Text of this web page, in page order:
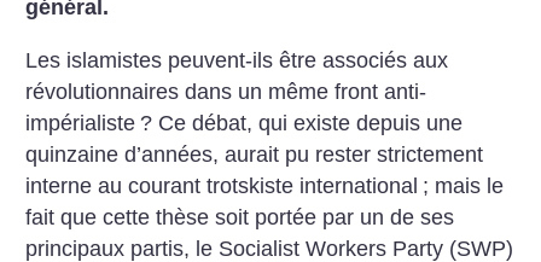
général.
Les islamistes peuvent-ils être associés aux
révolutionnaires dans un même front anti-
impérialiste ? Ce débat, qui existe depuis une
quinzaine d’années, aurait pu rester strictement
interne au courant trotskiste international ; mais le
fait que cette thèse soit portée par un de ses
principaux partis, le Socialist Workers Party (SWP)